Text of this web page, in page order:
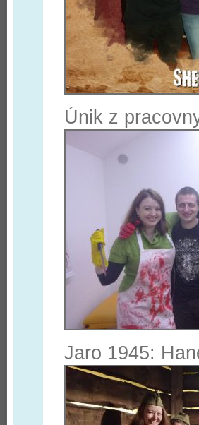
Únik z
Jaro 1945: